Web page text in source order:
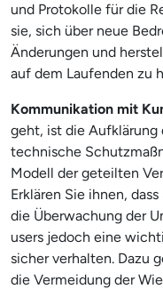
und Protokolle für die
sie, sich über neue
Änderungen und
auf dem Laufenden zu
Kommunikation mit
geht, ist die
technische
Modell der geteilten
Erklären Sie ihnen,
die Überwachung der
users jedoch eine
sicher verhalten. Dazu
die Vermeidung der